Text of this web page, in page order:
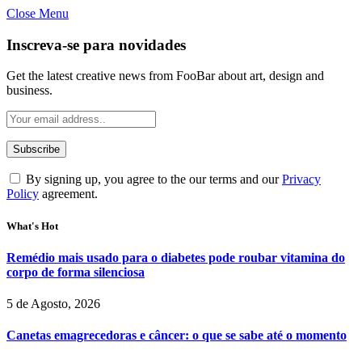
Close Menu
Inscreva-se para novidades
Get the latest creative news from FooBar about art, design and
business.
By signing up, you agree to the our terms and ourPrivacy
Policy agreement.
What's Hot
Remédio mais usado para o diabetes pode roubar vitamina do
corpo de forma silenciosa
5 de Agosto, 2026
Canetas emagrecedoras e câncer: o que se sabe até o momento